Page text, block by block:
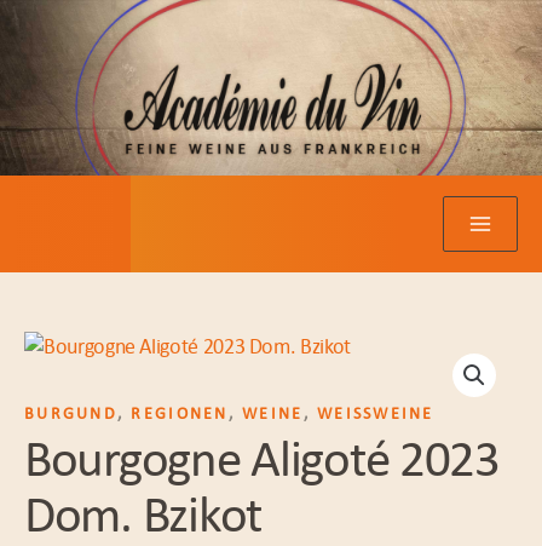
Zum
springen
BURGUND, REGIONEN ,WEINE ,WEISSWEINE
Bourgogne Aligoté 2023
Dom. Bzikot